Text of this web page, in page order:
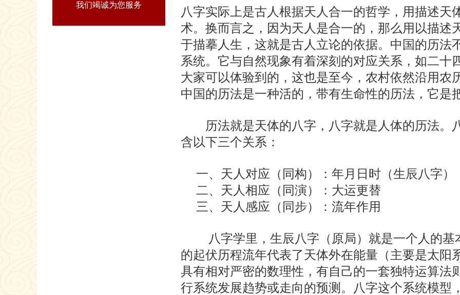
我们竭诚为您服务
八字实际上是古人根据天人合一的哲学，用描述天
术。换而言之，因为天人是合一的，那么用以描述
于描摹人生，这就是古人立论的依据。中国的历法
系统。它与自然现象有着深刻的对应关系，如二十
大家可以体验到的，这也是至今，农村依然沿用农
中国的历法是一种活的，带有生命性的历法，它是
历法就是天体的八字，八字就是人体的历法。
含以下三个关系：
一、天人对应（同构）：年月日时（生辰八字）
二、天人相应（同演）：大运更替
三、天人感应（同步）：流年作用
八字学里，生辰八字（原局）就是一个人的基
的起伏历程流年代表了天体外在能量（主要是太阳
具有相对严密的数理性，有自己的一套独特运算法
行系统发展趋势或走向的预测。八字这个系统模型